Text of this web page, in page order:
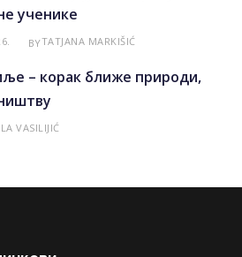
ученике
BYTATJANA MARKIŠIĆ
– корак ближе природи,
VASILIJIĆ